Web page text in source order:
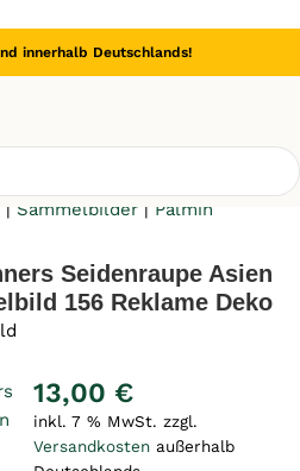
innerhalb Deutschlands!
| Sammelbilder | Palmin
Seidenraupe Asien
156 Reklame Deko
13,00 €
inkl. 7 % MwSt. zzgl.
Versandkostenaußerhalb